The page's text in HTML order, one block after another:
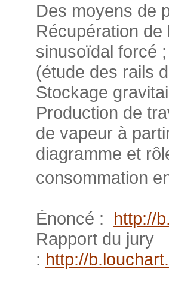
Des moyens de
Récupération
sinusoïdal forcé
(étude des rails
Stockage
Production de
de vapeur à
diagramme et
consommation
Énoncé : http://
Rapport du jury
: http://